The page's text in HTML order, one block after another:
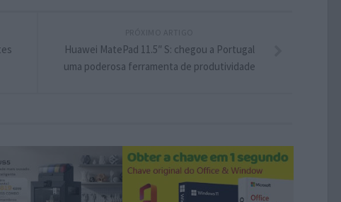
Huawei MatePad 11.5″ S: chegou a Portugal
uma poderosa ferramenta de produtividade